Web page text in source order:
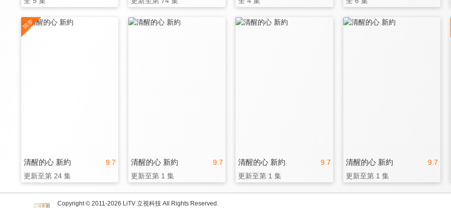
9.7
清醒的心 新約
更新至第 24 集
9.7
清醒的心 新約
更新至第 1 集
9.7
清醒的心 新約
更新至第 1 集
9.7
清醒的心 新約
更新至第 1 集
Copyright © 2011-2026 LiTV 立視科技 All Rights Reserved.